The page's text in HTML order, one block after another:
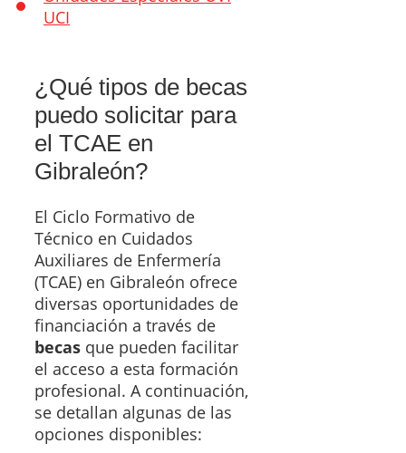
UCI
¿Qué tipos de becas
puedo solicitar para
el TCAE en
Gibraleón?
El Ciclo Formativo de
Técnico en Cuidados
Auxiliares de Enfermería
(TCAE) en Gibraleón ofrece
diversas oportunidades de
financiación a través de
becas que pueden facilitar
el acceso a esta formación
profesional. A continuación,
se detallan algunas de las
opciones disponibles: